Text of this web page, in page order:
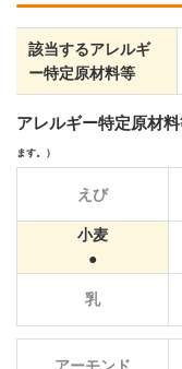
該当するアレルギ
ー特定原材料等
アレルギー特定原材料
ます。）
えび
小麦
乳
アーモンド